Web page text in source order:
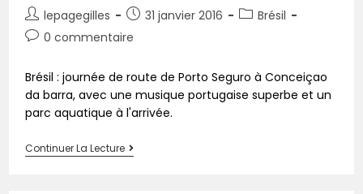
lepagegilles 31 janvier 2016
Brésil
0 commentaire
Brésil : journée de route de Porto Seguro à Conceiçao
da barra, avec une musique portugaise superbe et un
parc aquatique à l'arrivée.
Continuer La Lecture